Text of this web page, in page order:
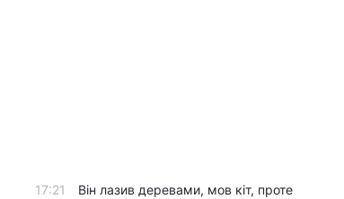
17:21
Він лазив деревами, мов кіт, проте